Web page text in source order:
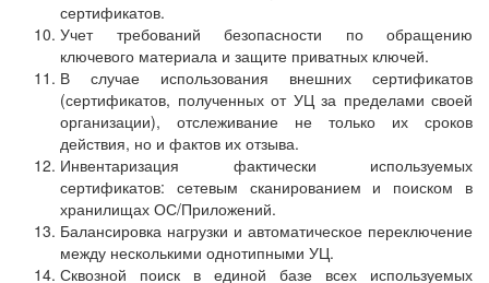
сертификатов.
Учет требований безопасности по обращению
ключевого материала и защите приватных ключей.
В случае использования внешних сертификатов
(сертификатов, полученных от УЦ за пределами своей
организации), отслеживание не только их сроков
действия, но и фактов их отзыва.
Инвентаризация фактически используемых
сертификатов: сетевым сканированием и поиском в
хранилищах ОС/Приложений.
Балансировка нагрузки и автоматическое переключение
между несколькими однотипными УЦ.
Сквозной поиск в единой базе всех используемых